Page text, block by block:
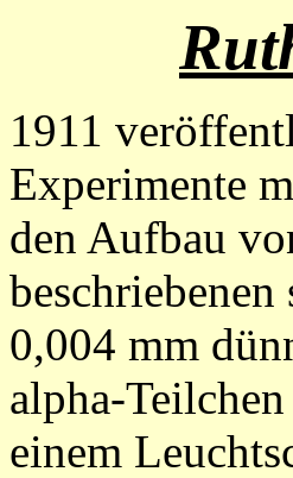
1911
Experimente
den Aufbau
0,004 mm
alpha-
einem